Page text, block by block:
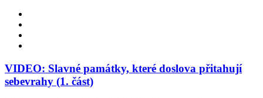
VIDEO: Slavné památky, které doslova přitahují
sebevrahy (1. část)